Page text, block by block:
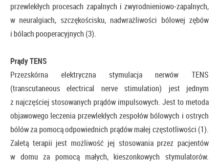
przewlekłych procesach zapalnych i zwyrodnieniowo­‍‑zapalnych,
w neuralgiach, szczękościsku, nadwrażliwości bólowej zębów
i bólach pooperacyjnych (3).
Prądy TENS
Przezskórna elektryczna stymulacja nerwów TENS
(transcutaneous electrical nerve stimulation) jest jednym
z najczęściej stosowanych prądów impulsowych. Jest to metoda
objawowego leczenia przewlekłych zespołów bólowych i ostrych
bólów za pomocą odpowiednich prądów małej częstotliwości (1).
Zaletą terapii jest możliwość jej stosowania przez pacjentów
w domu za pomocą małych, kieszonkowych stymulatorów.